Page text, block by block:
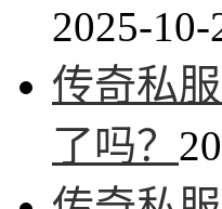
2025-10-
传奇私
了吗？